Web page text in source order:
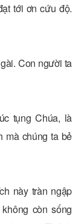
tới ơn cứu độ.
Con người ta
tụng Chúa, là
mà chúng ta bẻ
này tràn ngập
còn sống